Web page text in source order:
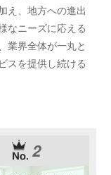
え、地方への進出
なニーズに応える
業界全体が一丸と
スを提供し続ける
2